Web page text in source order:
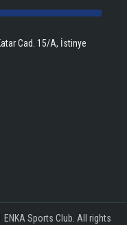
Cad. 15/A, İstinye
Sports Club. All rights